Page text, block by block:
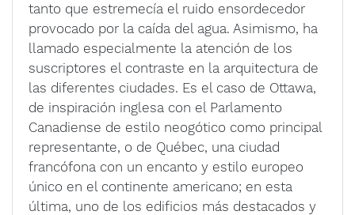
tanto que estremecía el ruido ensordecedor
provocado por la caída del agua. Asimismo, ha
llamado especialmente la atención de los
suscriptores el contraste en la arquitectura de
las diferentes ciudades. Es el caso de Ottawa,
de inspiración inglesa con el Parlamento
Canadiense de estilo neogótico como principal
representante, o de Québec, una ciudad
francófona con un encanto y estilo europeo
único en el continente americano; en esta
última, uno de los edificios más destacados y